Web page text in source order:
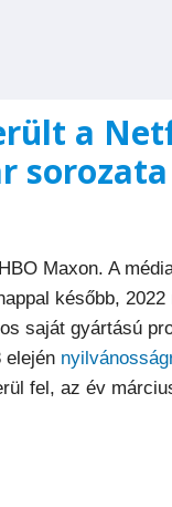
a
sorozata
Maxon. A
később,
saját gyártású
elején
fel, az év